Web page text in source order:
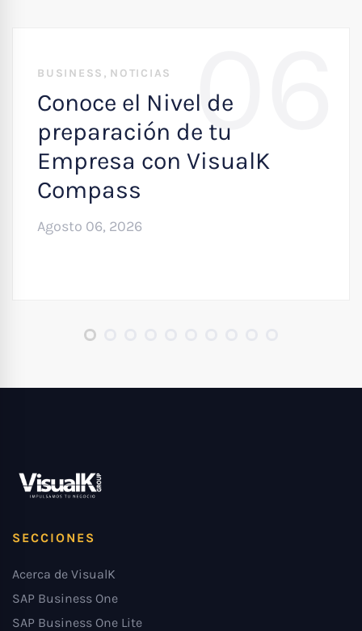
06
BUSINESS , NOTICIAS
Conoce el Nivel de
preparación de tu
Empresa con VisualK
Compass
Agosto 06, 2026
SECCIONES
Acerca de VisualK
SAP Business One
SAP Business One Lite